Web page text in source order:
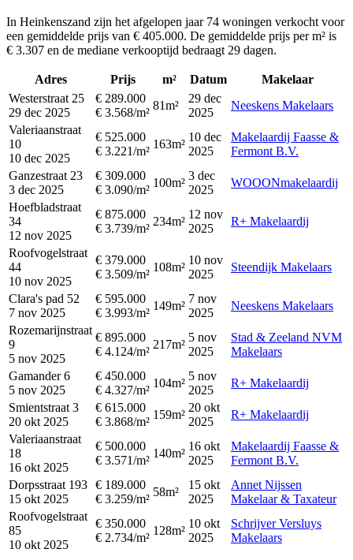
In Heinkenszand zijn het afgelopen jaar 74 woningen verkocht voor
een gemiddelde prijs van € 405.000. De gemiddelde prijs per m² is
€ 3.307 en de mediane verkooptijd bedraagt 29 dagen.
Adres Prijs m² Datum
Makelaar
Westerstraat 25
29 dec 2025
€ 289.000
€ 3.568/m²
81m²
29 dec
2025
Neeskens Makelaars
Valeriaanstraat
10
10 dec 2025
€ 525.000
€ 3.221/m²
163m²
10 dec
2025
Makelaardij Faasse &
Fermont B.V.
Ganzestraat 23
3 dec 2025
€ 309.000
€ 3.090/m²
100m²
3 dec
2025
WOOONmakelaardij
Hoefbladstraat
34
12 nov 2025
€ 875.000
€ 3.739/m²
234m²
12 nov
2025
R+ Makelaardij
Roofvogelstraat
44
10 nov 2025
€ 379.000
€ 3.509/m²
108m²
10 nov
2025
Steendijk Makelaars
Clara's pad 52
7 nov 2025
€ 595.000
€ 3.993/m²
149m²
7 nov
2025
Neeskens Makelaars
Rozemarijnstraat
9
5 nov 2025
€ 895.000
€ 4.124/m²
217m²
5 nov
2025
Stad & Zeeland NVM
Makelaars
Gamander 6
5 nov 2025
€ 450.000
€ 4.327/m²
104m²
5 nov
2025
R+ Makelaardij
Smientstraat 3
20 okt 2025
€ 615.000
€ 3.868/m²
159m²
20 okt
2025
R+ Makelaardij
Valeriaanstraat
18
16 okt 2025
€ 500.000
€ 3.571/m²
140m²
16 okt
2025
Makelaardij Faasse &
Fermont B.V.
Dorpsstraat 193
15 okt 2025
€ 189.000
€ 3.259/m²
58m²
15 okt
2025
Annet Nijssen
Makelaar & Taxateur
Roofvogelstraat
85
10 okt 2025
€ 350.000
€ 2.734/m²
128m²
10 okt
2025
Schrijver Versluys
Makelaars